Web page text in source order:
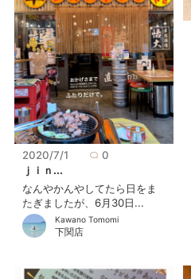
2020/7/1
0
ｊｉｎ...
なんやかんやしてたら日をま
たぎましたが、6月30日...
Kawano Tomomi
下関店